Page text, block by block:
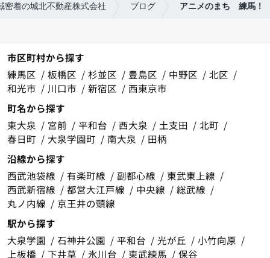
密着の城北不動産株式会社 ブログ アニメのまち 練馬！
市区町村から探す
練馬区
板橋区 杉並区 豊島区 中野区
北区
和光市
川口市 新宿区
西東京市
町名から探す
東大泉
宮前 平和台 西大泉 土支田
北町
春日町
大泉学園町 南大泉
田柄
沿線から探す
西武池袋線
有楽町線 副都心線
東武東上線
西武新宿線
都営大江戸線 中央線
総武線
丸ノ内線
京王井の頭線
駅から探す
大泉学園
石神井公園 平和台 光が丘
小竹向原
上板橋
下井草 氷川台 東武練馬 保谷